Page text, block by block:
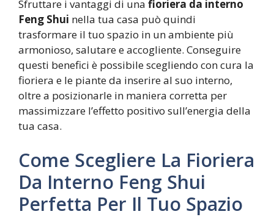
Sfruttare i vantaggi di una fioriera da interno
Feng Shui nella tua casa può quindi
trasformare il tuo spazio in un ambiente più
armonioso, salutare e accogliente. Conseguire
questi benefici è possibile scegliendo con cura la
fioriera e le piante da inserire al suo interno,
oltre a posizionarle in maniera corretta per
massimizzare l’effetto positivo sull’energia della
tua casa.
Come Scegliere La Fioriera
Da Interno Feng Shui
Perfetta Per Il Tuo Spazio